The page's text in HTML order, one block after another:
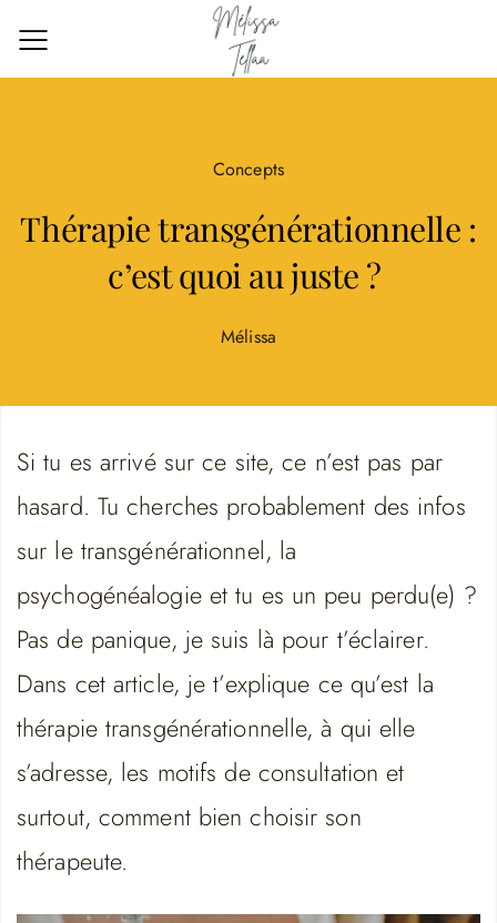
Concepts
Thérapie transgénérationnelle :
c’est quoi au juste ?
Mélissa
Si tu es arrivé sur ce site, ce n’est pas par
hasard. Tu cherches probablement des infos
sur le transgénérationnel, la
psychogénéalogie et tu es un peu perdu(e) ?
Pas de panique, je suis là pour t’éclairer.
Dans cet article, je t’explique ce qu’est la
thérapie transgénérationnelle, à qui elle
s’adresse, les motifs de consultation et
surtout, comment bien choisir son
thérapeute.